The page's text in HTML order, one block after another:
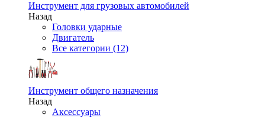
Инструмент для грузовых автомобилей
Назад
Головки ударные
Двигатель
Все категории (12)
Инструмент общего назначения
Назад
Аксессуары